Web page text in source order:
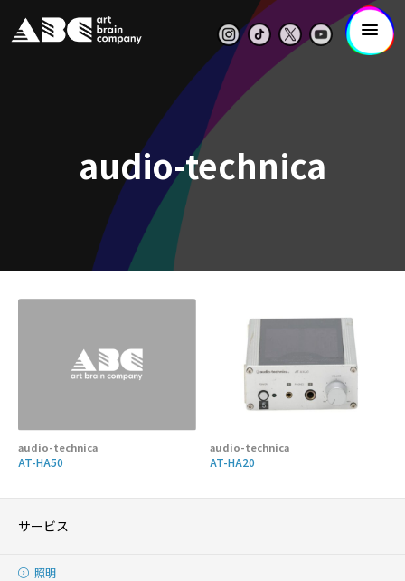
audio-technica
audio-technica
AT-HA50
audio-technica
AT-HA20
サービス
照明